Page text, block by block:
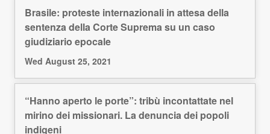
Brasile: proteste internazionali in attesa della
sentenza della Corte Suprema su un caso
giudiziario epocale
Wed August 25, 2021
“Hanno aperto le porte”: tribù incontattate nel
mirino dei missionari. La denuncia dei popoli
indigeni